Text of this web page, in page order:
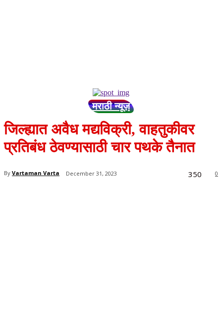
मराठी न्यूज़
जिल्ह्यात अवैध मद्यविक्री, वाहतुकीवर
प्रतिबंध ठेवण्यासाठी चार पथके तैनात
By Vartaman Varta December 31, 2023 0
350